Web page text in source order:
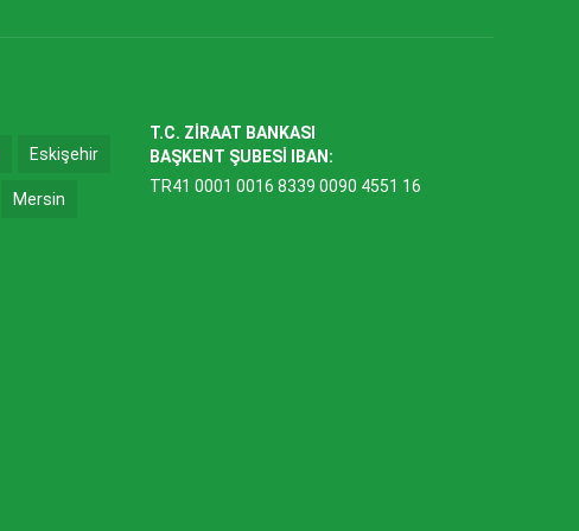
Eskişehir
Mersin
T.C. ZİRAAT BANKASI
BAŞKENT ŞUBESİ IBAN:
TR41 0001 0016 8339 0090 4551 16